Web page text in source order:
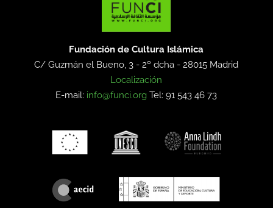
Fundación de Cultura Islámica
C/ Guzmán el Bueno, 3 - 2º dcha -28015 Madrid
Localización
E-mail: info@funci.org Tel: 91 543 46 73